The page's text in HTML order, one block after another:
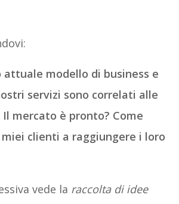
attuale modello di business e
servizi sono correlati alle
mercato è pronto? Come
clienti a raggiungere i loro
vede la raccolta di idee